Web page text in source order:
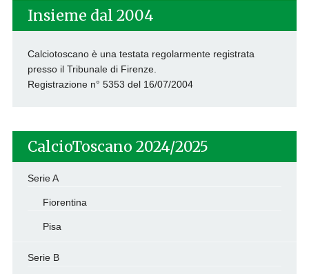
Insieme dal 2004
Calciotoscano è una testata regolarmente registrata
presso il Tribunale di Firenze.
Registrazione n° 5353 del 16/07/2004
CalcioToscano 2024/2025
Serie A
Fiorentina
Pisa
Serie B